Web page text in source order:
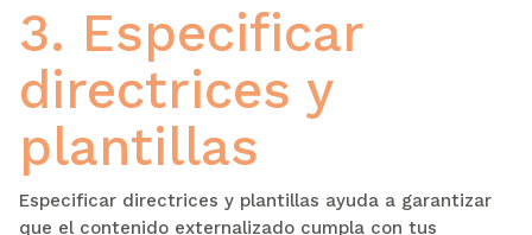
3. Especificar
directrices y
plantillas
Especificar directrices y plantillas ayuda a garantizar
que el contenido externalizado cumpla con tus